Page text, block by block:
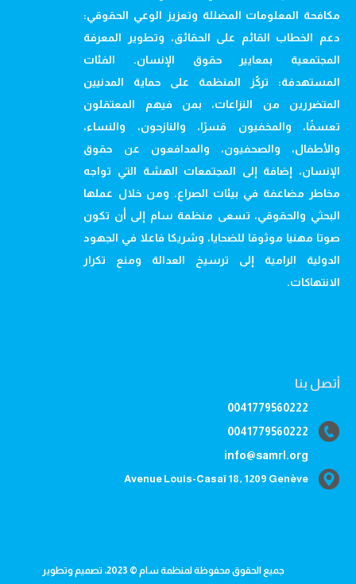
مكافحة المعلومات المضللة وتعزيز الوعي الحقوقي:
دعم الخطاب القائم على الحقائق، وتطوير المعرفة
المجتمعية بمعايير حقوق الإنسان. الفئات
المستهدفة: تركّز المنظمة على حماية المدنيين
المتضررين من النزاعات، بمن فيهم المعتقلون
تعسفًا، والمخفيون قسرًا، والنازحون، والنساء،
والأطفال، والصحفيون، والمدافعون عن حقوق
الإنسان، إضافة إلى المجتمعات الهشة التي تواجه
مخاطر مضاعفة في بيئات الصراع. ومن خلال عملها
البحثي والحقوقي، تسعى منظمة سام إلى أن تكون
صوتا مهنيا موثوقا للضحايا، وشريكا فاعلا في الجهود
الدولية الرامية إلى ترسيخ العدالة ومنع تكرار
الانتهاكات.
أتصل بنا
0041779560222
0041779560222
info@samrl.org
Avenue Louis-Casaï 18, 1209 Genève
جميع الحقوق محفوظة لمنظمة سام © 2023، تصميم وتطوير